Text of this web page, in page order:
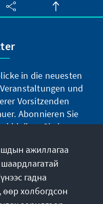
in die neuesten
und
Vorsitzenden
Abonnieren Sie
bleiben Sie immer
ажиллагаа
гадна
өөр холбогдсон